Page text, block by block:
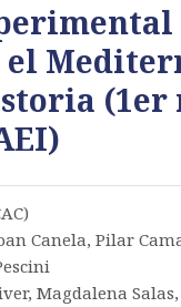
el
Canela, Pilar
Magdalena